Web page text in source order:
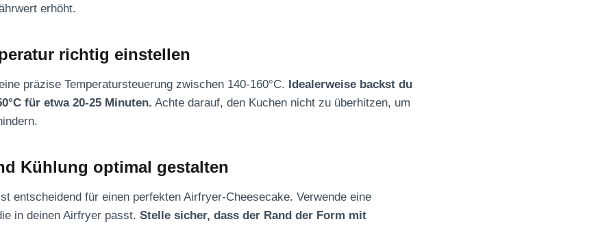
erhöht.
richtig einstellen
präzise Temperatursteuerung zwischen 140-160°C. Idealerweise backst du
für etwa 20-25 Minuten. Achte darauf, den Kuchen nicht zu überhitzen, um
Kühlung optimal gestalten
entscheidend für einen perfekten Airfryer-Cheesecake. Verwende eine
in deinen Airfryer passt. Stelle sicher, dass der Rand der Form mit